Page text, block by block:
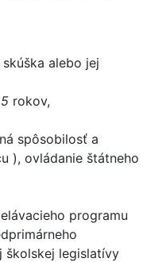
alebo jej
5 rokov,
spôsobilosť a
), ovládanie štátneho
programu
školskej legislatívy